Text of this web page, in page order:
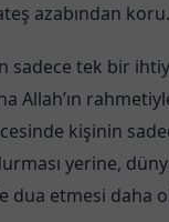
azabından koru.
sadece tek bir
Allah’ın
kişinin
yerine,
dua etmesi daha